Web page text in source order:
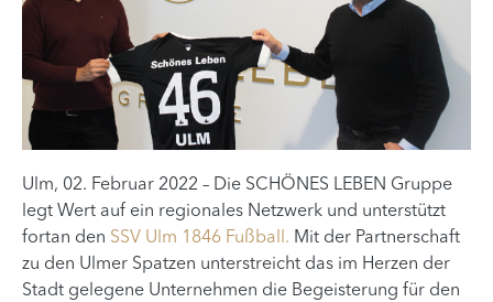
Ulm, 02. Februar 2022 – Die SCHÖNES LEBEN Gruppe
legt Wert auf ein regionales Netzwerk und unterstützt
fortan den SSV Ulm 1846 Fußball. Mit der Partnerschaft
zu den Ulmer Spatzen unterstreicht das im Herzen der
Stadt gelegene Unternehmen die Begeisterung für den